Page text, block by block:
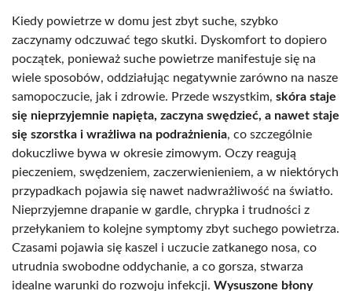
Kiedy powietrze w domu jest zbyt suche, szybko
zaczynamy odczuwać tego skutki. Dyskomfort to dopiero
początek, ponieważ suche powietrze manifestuje się na
wiele sposobów, oddziałując negatywnie zarówno na nasze
samopoczucie, jak i zdrowie. Przede wszystkim, skóra staje
się nieprzyjemnie napięta, zaczyna swędzieć, a nawet staje
się szorstka i wrażliwa na podrażnienia, co szczególnie
dokuczliwe bywa w okresie zimowym. Oczy reagują
pieczeniem, swędzeniem, zaczerwienieniem, a w niektórych
przypadkach pojawia się nawet nadwrażliwość na światło.
Nieprzyjemne drapanie w gardle, chrypka i trudności z
przełykaniem to kolejne symptomy zbyt suchego powietrza.
Czasami pojawia się kaszel i uczucie zatkanego nosa, co
utrudnia swobodne oddychanie, a co gorsza, stwarza
idealne warunki do rozwoju infekcji. Wysuszone błony